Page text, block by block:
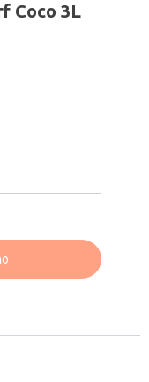
Coco 3L